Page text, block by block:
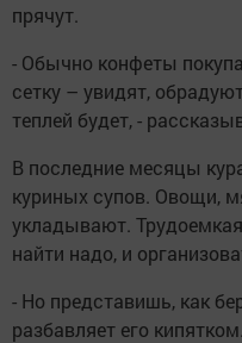
прячут.
- Обычно конфеты
сетку – увидят,
теплей будет, -
В последние месяцы
куриных супов. Овощи,
укладывают.
найти надо, и
- Но представишь, как
разбавляет его